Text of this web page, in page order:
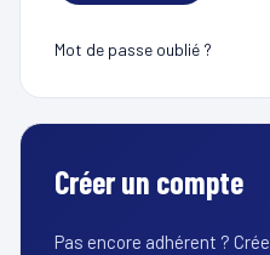
Mot de passe oublié ?
Créer un compte
Pas encore adhérent ?